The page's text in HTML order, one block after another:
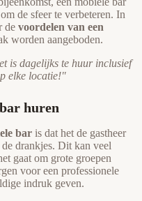
de sfeer te verbeteren. In
de voordelen van een
worden aangeboden.
is dagelijks te huur inclusief
elke locatie!"
huren
bar is dat het de gastheer
drankjes. Dit kan veel
gaat om grote groepen
voor een professionele
indruk geven.